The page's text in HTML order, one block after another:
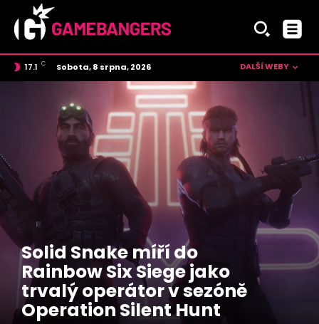
17.1 C Czech
Sobota, 8 srpna, 2026 DALŠÍ WEBY
Solid Snake míří do
Rainbow Six Siege jako
trvalý operátor v sezóně
Operation Silent Hunt